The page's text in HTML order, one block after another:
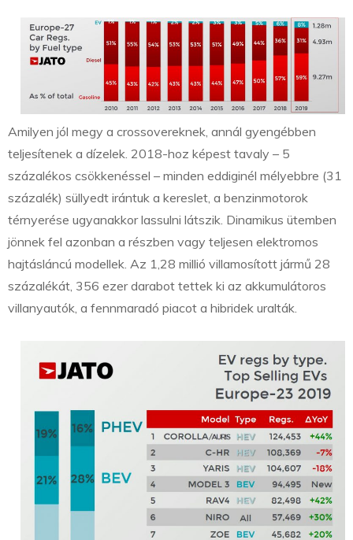
Amilyen jól megy a crossovereknek, annál gyengébben
teljesítenek a dízelek. 2018-hoz képest tavaly – 5
százalékos csökkenéssel – minden eddiginél mélyebbre (31
százalék) süllyedt irántuk a kereslet, a benzinmotorok
térnyerése ugyanakkor lassulni látszik. Dinamikus ütemben
jönnek fel azonban a részben vagy teljesen elektromos
hajtásláncú modellek. Az 1,28 millió villamosított jármű 28
százalékát, 356 ezer darabot tettek ki az akkumulátoros
villanyautók, a fennmaradó piacot a hibridek uralták.